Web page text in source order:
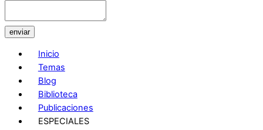
enviar
Inicio
Temas
Blog
Biblioteca
Publicaciones
ESPECIALES